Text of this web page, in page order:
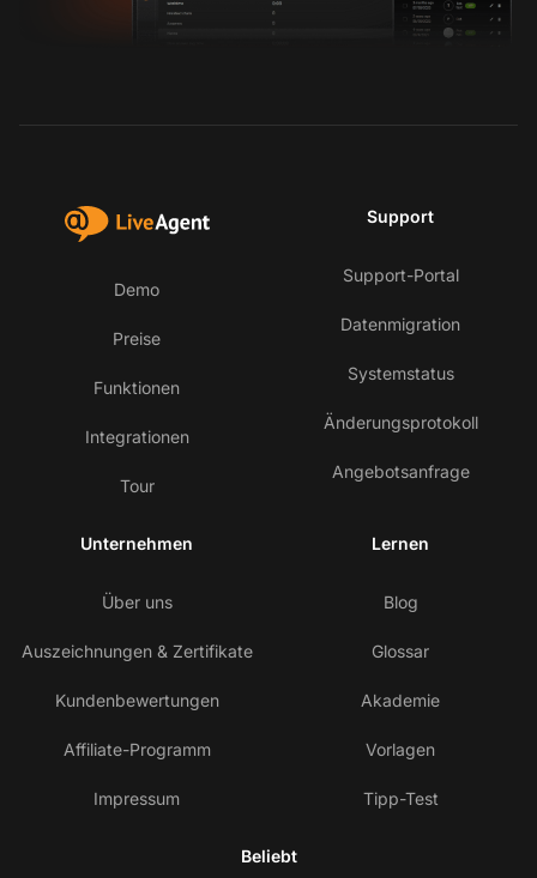
Demo
Preise
Funktionen
Integrationen
Tour
Support
Support-Portal
Datenmigration
Systemstatus
Änderungsprotokoll
Angebotsanfrage
Unternehmen
Über uns
Auszeichnungen & Zertifikate
Kundenbewertungen
Affiliate-Programm
Impressum
Lernen
Blog
Glossar
Akademie
Vorlagen
Tipp-Test
Beliebt